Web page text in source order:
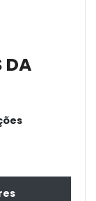
DA